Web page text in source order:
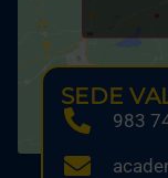
SEDE
983